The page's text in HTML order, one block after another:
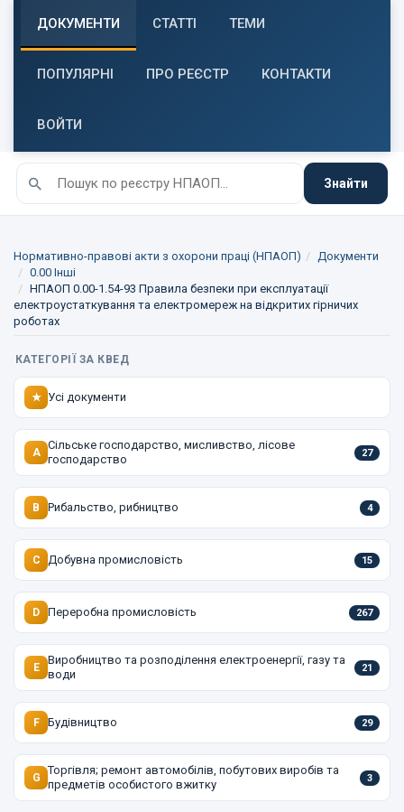
ДОКУМЕНТИ СТАТТІ ТЕМИ
ПОПУЛЯРНІ ПРО РЕЄСТР КОНТАКТИ
ВОЙТИ
Знайти
Нормативно-правові акти з охорони праці (НПАОП)
Документи
0.00 Інші
НПАОП 0.00-1.54-93 Правила безпеки при експлуатації
електроустаткування та електромереж на відкритих гірничих
роботах
КАТЕГОРІЇ ЗА КВЕД
★ Усі документи
A
Сільське господарство, мисливство, лісове
господарство
27
B Рибальство, рибництво 4
C Добувна промисловість 15
D Переробна промисловість 267
E
Виробництво та розподілення електроенергії, газу та
води
21
F Будівництво 29
G
Торгівля; ремонт автомобілів, побутових виробів та
предметів особистого вжитку
3